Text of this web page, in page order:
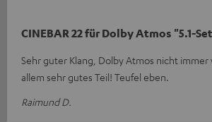
CINEBAR 22 für Dolby Atmos "5.1-Set
Sehr guter Klang, Dolby Atmos nicht
allem sehr gutes Teil! Teufel eben.
Raimund D.